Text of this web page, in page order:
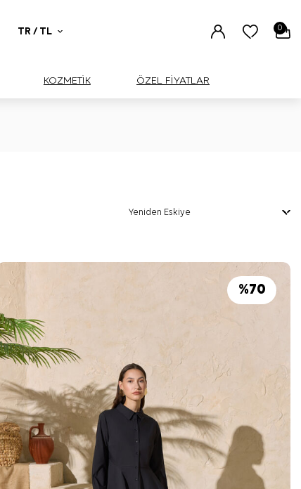
TR / TL 0
KOZMETİK ÖZEL FİYATLAR
%70